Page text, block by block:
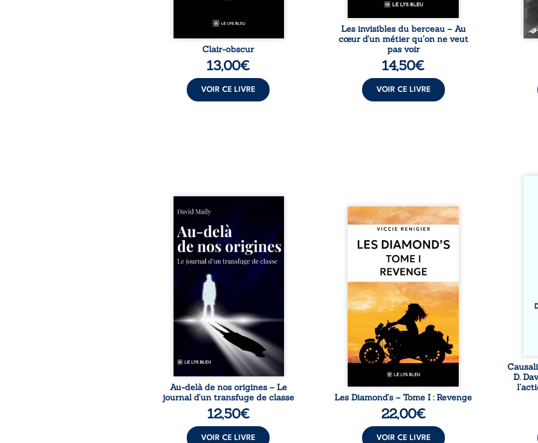
Clair-obscur
13,00€
VOIR CE LIVRE
Les invisibles du berceau – Au
cœur d’un métier qu’on ne veut
pas voir
14,50€
VOIR CE LIVRE
Né dans un milieu populaire où
la violence et les fractures
familiales tenaient lieu de
destin, David a choisi la
rupture. Très tôt, l’école et les
livres deviennent ses armes de
ascension sociale. S’arracher à
ses racines exige pourtant un
prix invisible. Pris entre deux
mondes, l’homme réalise que
les succès professionnels ne
guérissent ni ...
Au-delà de nos origines – Le
journal d’un transfuge de classe
12,50€
VOIR CE LIVRE
Revenge est à la tête des
Diamond’s, un clan de motards
aussi réputé et respecté que
redouté dans tout le pays. Rien
ne la prédestinait à cette vie,
mais les épreuves ont forgé
une femme dure, inaccessible
et résolue à ne jamais dévoiler
ses faiblesses, jusqu’à ce que
le mystérieux Juan croise sa
route. Chef d’une famille de
Nomads, Juan porte lui aussi le
poids ...
Les Diamond’s – Tome I : Revenge
22,00€
VOIR CE LIVRE
si
cet
D.